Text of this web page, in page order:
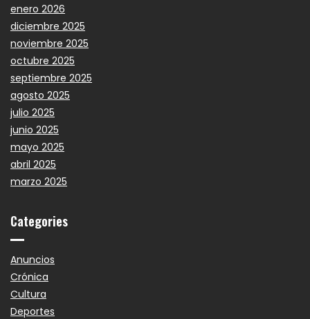
enero 2026
diciembre 2025
noviembre 2025
octubre 2025
septiembre 2025
agosto 2025
julio 2025
junio 2025
mayo 2025
abril 2025
marzo 2025
Categories
Anuncios
Crónica
Cultura
Deportes